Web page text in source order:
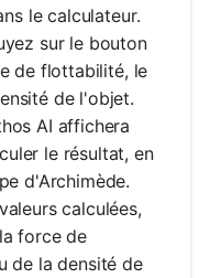
le calculateur.
sur le bouton
de flottabilité, le
de l'objet.
AI affichera
le résultat, en
d'Archimède.
calculées,
force de
de la densité de